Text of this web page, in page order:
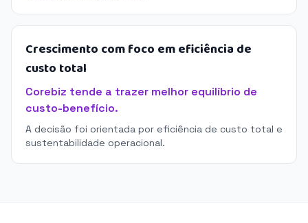
Crescimento com foco em eficiência de
custo total
Corebiz tende a trazer melhor equilíbrio de
custo-benefício.
A decisão foi orientada por eficiência de custo total e
sustentabilidade operacional.